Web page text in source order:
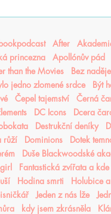
After
princezna
Apollónův pád
than the Movies
Bez naděje
jedno zlomené srdce
Být
Čepel tajemství Černá
DC Icons Dcera
Destrukční deníky
růží
Dominions Dotek
Duše Blackwoodské
Fantastická zvířata a
Hodina smrti Holubice
Jeden z nás lže
kdy jsem zkrásněla